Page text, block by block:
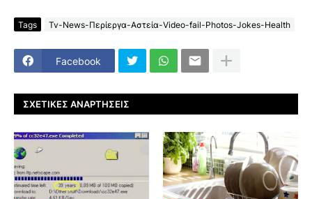
Tags Tv-News-Περίεργα-Αστεία-Video-fail-Photos-Jokes-Health
Facebook
ΣΧΕΤΙΚΈΣ ΑΝΑΡΤΉΣΕΙΣ